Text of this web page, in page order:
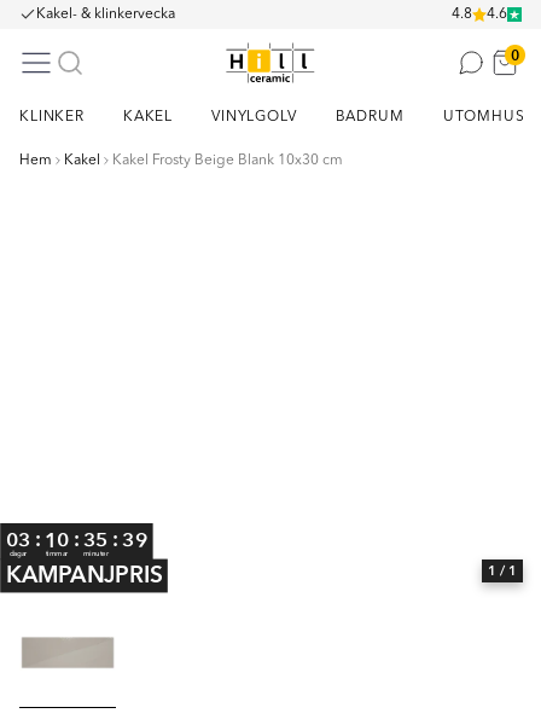
Kakel- & klinkervecka 4.8 4.6
0
KLINKER KAKEL VINYLGOLV BADRUM UTOMHUS
Hem Kakel Kakel Frosty Beige Blank 10x30 cm
03
dagar
: 10
timmar
:35
minuter
:38
KAMPANJPRIS 1 / 1